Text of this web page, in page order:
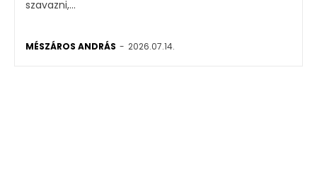
szavazni,...
MÉSZÁROS ANDRÁS - 2026.07.14.